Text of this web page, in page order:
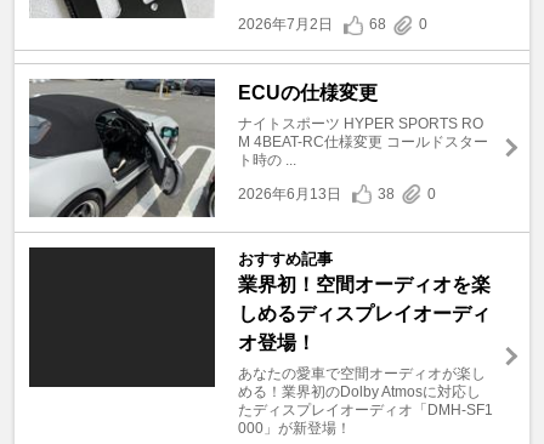
2026年7月2日
68 0
ECUの仕様変更
ナイトスポーツ HYPER SPORTS RO
M 4BEAT-RC仕様変更 コールドスター
ト時の ...
2026年6月13日
38 0
おすすめ記事
業界初！空間オーディオを楽
しめるディスプレイオーディ
オ登場！
あなたの愛車で空間オーディオが楽し
める！業界初のDolby Atmosに対応し
たディスプレイオーディオ「DMH-SF1
000」が新登場！